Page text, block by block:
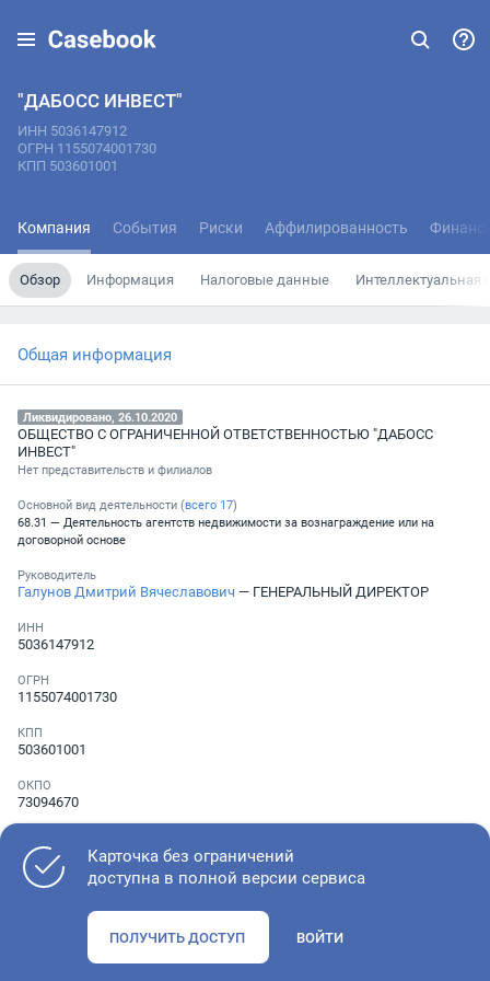
"ДАБОСС ИНВЕСТ"
ИНН 5036147912
ОГРН 1155074001730
КПП 503601001
Компания События Риски Аффилированность
Обзор Информация Налоговые данные Интеллектуальная
Общая информация
Ликвидировано, 26.10.2020
ОБЩЕСТВО С ОГРАНИЧЕННОЙ ОТВЕТСТВЕННОСТЬЮ "ДАБОСС
ИНВЕСТ"
Нет представительств и филиалов
Основной вид деятельности (всего 17)
68.31 — Деятельность агентств недвижимости за вознаграждение или на
договорной основе
Руководитель
Галунов Дмитрий Вячеславович — ГЕНЕРАЛЬНЫЙ ДИРЕКТОР
ИНН
5036147912
ОГРН
1155074001730
КПП
503601001
ОКПО
73094670
░ ░░░ ░░░░░░░
Как оценить состояние компании
Карточка без ограничений
доступна в полной версии сервиса
ПОЛУЧИТЬ ДОСТУП ВОЙТИ